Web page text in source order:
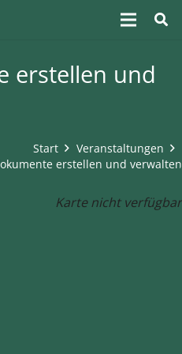
erstellen und
Start
Veranstaltungen
erstellen und verwalten
Karte nicht verfügbar